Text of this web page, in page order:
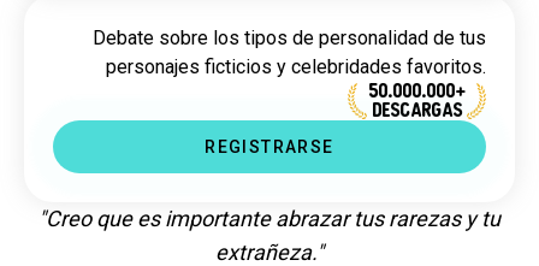
Debate sobre los tipos de personalidad de tus
personajes ficticios y celebridades favoritos.
50.000.000+
DESCARGAS
REGISTRARSE
"Creo que es importante abrazar tus rarezas y tu
extrañeza."